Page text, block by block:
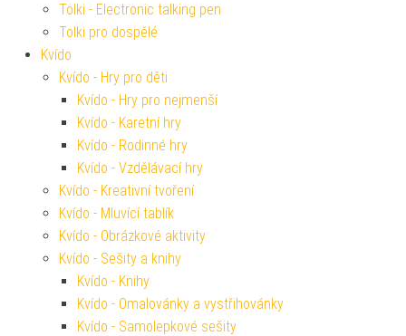
Tolki - Electronic talking pen
Tolki pro dospělé
Kvído
Kvído - Hry pro děti
Kvído - Hry pro nejmenší
Kvído - Karetní hry
Kvído - Rodinné hry
Kvído - Vzdělávací hry
Kvído - Kreativní tvoření
Kvído - Mluvící tablík
Kvído - Obrázkové aktivity
Kvído - Sešity a knihy
Kvído - Knihy
Kvído - Omalovánky a vystřihovánky
Kvído - Samolepkové sešity